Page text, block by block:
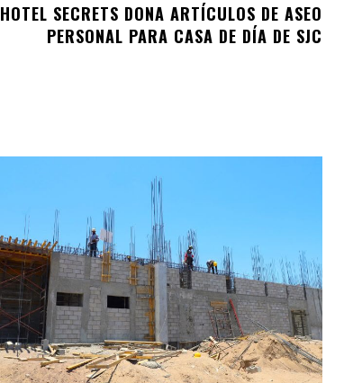
HOTEL SECRETS DONA ARTÍCULOS DE ASEO
PERSONAL PARA CASA DE DÍA DE SJC